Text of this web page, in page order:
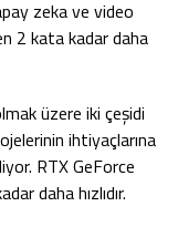
zeka ve video
2 kata kadar daha
üzere iki çeşidi
ihtiyaçlarına
RTX GeForce
daha hızlıdır.